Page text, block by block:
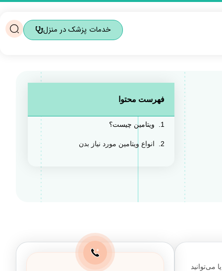
خدمات پزشک در منزل
فهرست محتوا
ویتامین چیست؟
انواع ویتامین مورد نیاز بدن
می‌توانید